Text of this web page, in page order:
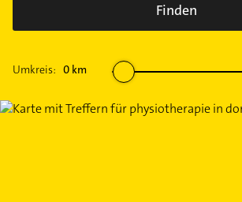
Finden
Umkreis: 0 km